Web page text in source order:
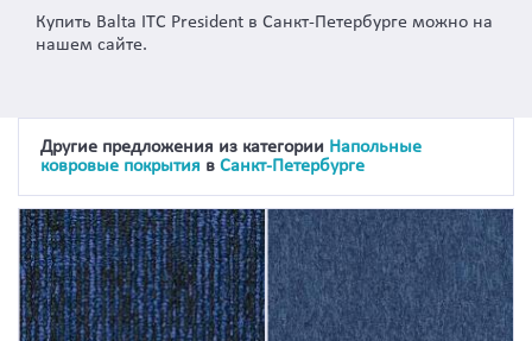
Купить Balta ITC President в Санкт-Петербурге можно на
нашем сайте.
Другие предложения из категории Напольные
ковровые покрытия в Санкт-Петербурге